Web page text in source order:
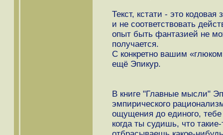
Текст, кстати - это
и не соответствовать
опыт быть фантазией не
получается.
С конкретно вашим
ещё Эпикур.
В книге "Главные мысли"
эмпирического
ощущения до единого, тебе
когда ты судишь, что